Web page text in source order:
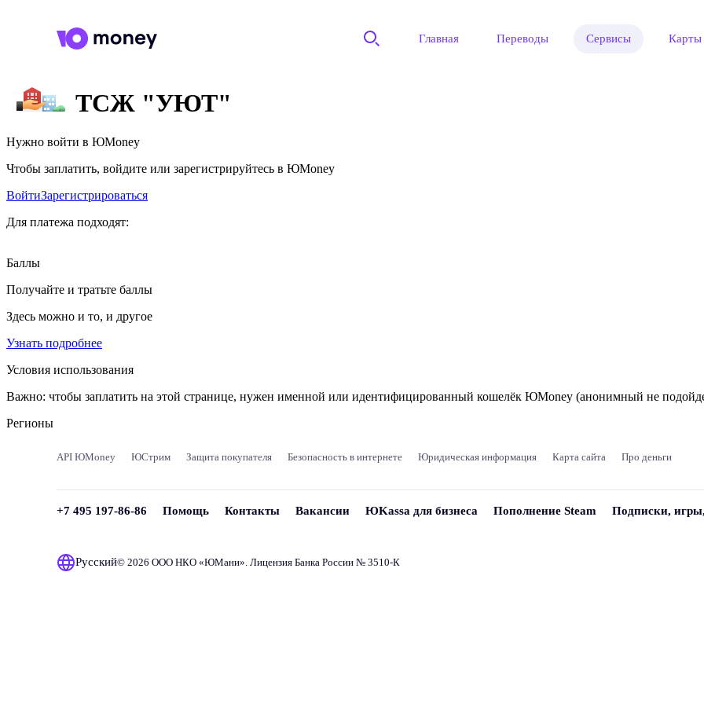
Главная Переводы Сервисы Карты
ТСЖ "УЮТ"
Нужно войти в ЮMoney
Чтобы заплатить, войдите или зарегистрируйтесь в ЮMoney
ВойтиЗарегистрироваться
Для платежа подходят:
Баллы
Получайте и тратьте баллы
Здесь можно и то, и другое
Узнать подробнее
Условия использования
Важно: чтобы заплатить на этой странице, нужен именной или идентифицированный кошелёк ЮMoney (анонимный не
Регионы
API ЮMoney ЮСтрим Защита покупателя Безопасность в интернете Юридическая информация Карта сайта Про деньги
+7 495 197-86-86 Помощь Контакты Вакансии ЮKassa для бизнеса Пополнение Steam Подписки,
Русский© 2026 ООО НКО «ЮМани». Лицензия Банка России № 3510‑К